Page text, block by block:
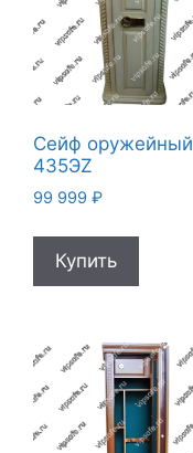
Сейф оружейный
435ЭZ
99 999 ₽
Купить